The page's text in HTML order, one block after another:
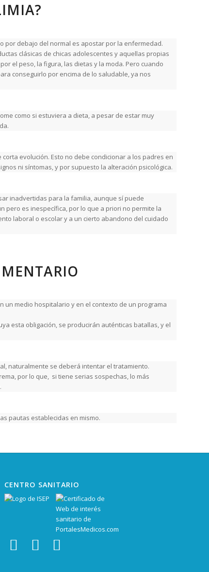
por debajo del normal es apostar por la enfermedad.
clásicas de chicas adolescentes y aquellas propias
el peso, la figura, las dietas y la moda. Pero cuando
conseguirlo por encima de lo saludable, ya nos
como si estuviera a dieta, a pesar de estar muy
evolución. Esto no debe condicionar a los padres en
ni síntomas, y por supuesto la alteración psicológica.
inadvertidas para la familia, aunque sí puede
pero es inespecífica, por lo que a priori no permite la
laboral o escolar y a un cierto abandono del cuidado
un medio hospitalario y en el contexto de un programa
esta obligación, se producirán auténticas batallas, y el
naturalmente se deberá intentar el tratamiento.
por lo que, si tiene serias sospechas, lo más
pautas establecidas en mismo.
CENTRO SANITARIO